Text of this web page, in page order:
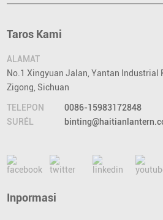
Taros Kami
ALAMAT
No.1 Xingyuan Jalan, Yantan Industrial
Zigong, Sichuan
TELEPON
0086-15983172848
SURÉL
Inpormasi